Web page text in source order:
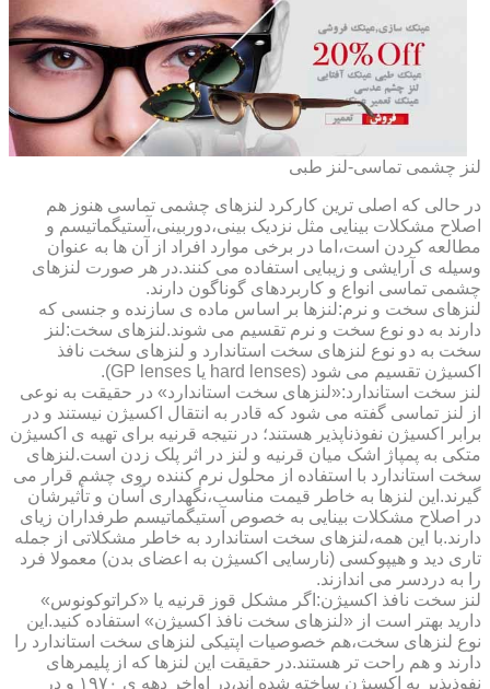
لنز چشمی تماسی-لنز طبی
در حالی که اصلی ترین کارکرد لنزهای چشمی تماسی هنوز هم
اصلاح مشکلات بینایی مثل نزدیک بینی،دوربینی،آستیگماتیسم و
مطالعه کردن است،اما در برخی موارد افراد از آن ها به عنوان
وسیله ی آرایشی و زیبایی استفاده می کنند.در هر صورت لنزهای
چشمی تماسی انواع و کاربردهای گوناگون دارند.
لنزهای سخت و نرم:لنزها بر اساس ماده ی سازنده و جنسی که
دارند به دو نوع سخت و نرم تقسیم می شوند.لنزهای سخت:لنز
سخت به دو نوع لنزهای سخت استاندارد و لنزهای سخت نافذ
اکسیژن تقسیم می شود (hard lenses یا GP lenses).
لنز سخت استاندارد:«لنزهای سخت استاندارد» در حقیقت به نوعی
از لنز تماسی گفته می شود که قادر به انتقال اکسیژن نیستند و در
برابر اکسیژن نفوذناپذیر هستند؛ در نتیجه قرنیه برای تهیه ی اکسیژن
متکی به پمپاژ اشک میان قرنیه و لنز در اثر پلک زدن است.لنزهای
سخت استاندارد با استفاده از محلول نرم کننده روی چشم قرار می
گیرند.این لنزها به خاطر قیمت مناسب،نگهداری آسان و تأثیرشان
در اصلاح مشکلات بینایی به خصوص آستیگماتیسم طرفداران زیای
دارند.با این همه،لنزهای سخت استاندارد به خاطر مشکلاتی از جمله
تاری دید و هیپوکسی (نارسایی اکسیژن به اعضای بدن) معمولا فرد
را به دردسر می اندازند.
لنز سخت نافذ اکسیژن:اگر مشکل قوز قرنیه یا «کراتوکونوس»
دارید بهتر است از «لنزهای سخت نافذ اکسیژن» استفاده کنید.این
نوع لنزهای سخت،هم خصوصیات اپتیکی لنزهای سخت استاندارد را
دارند و هم راحت تر هستند.در حقیقت این لنزها که از پلیمرهای
نفوذپذیر به اکسیژن ساخته شده اند،در اواخر دهه ی ۱۹۷۰ و در